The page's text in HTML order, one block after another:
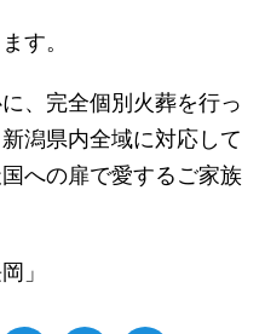
す。
、完全個別火葬を行っ
潟県内全域に対応して
への扉で愛するご家族
」